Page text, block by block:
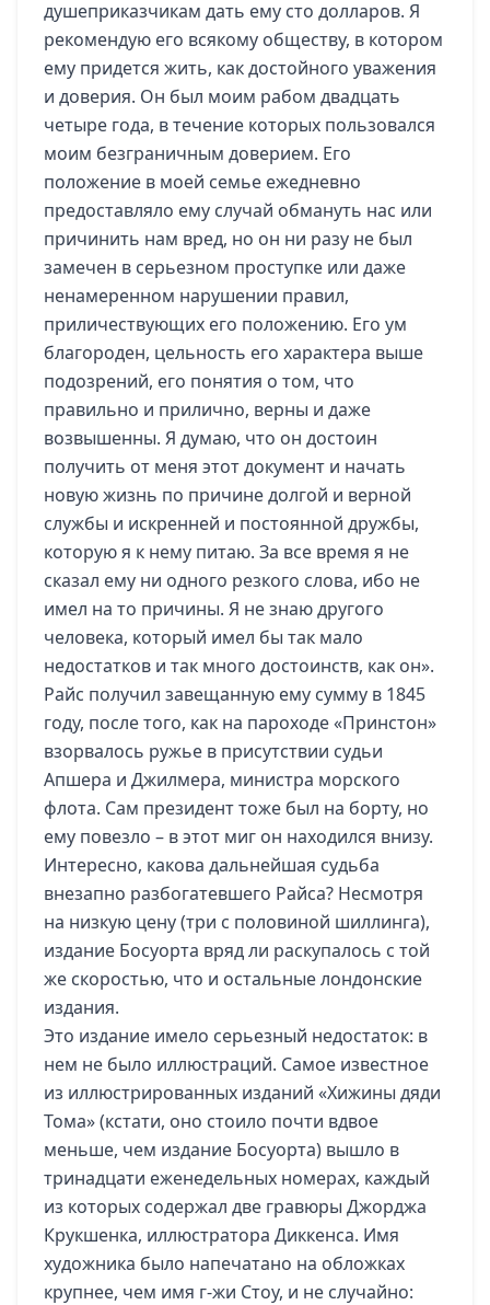
душеприказчикам дать ему сто долларов. Я
рекомендую его всякому обществу, в котором
ему придется жить, как достойного уважения
и доверия. Он был моим рабом двадцать
четыре года, в течение которых пользовался
моим безграничным доверием. Его
положение в моей семье ежедневно
предоставляло ему случай обмануть нас или
причинить нам вред, но он ни разу не был
замечен в серьезном проступке или даже
ненамеренном нарушении правил,
приличествующих его положению. Его ум
благороден, цельность его характера выше
подозрений, его понятия о том, что
правильно и прилично, верны и даже
возвышенны. Я думаю, что он достоин
получить от меня этот документ и начать
новую жизнь по причине долгой и верной
службы и искренней и постоянной дружбы,
которую я к нему питаю. За все время я не
сказал ему ни одного резкого слова, ибо не
имел на то причины. Я не знаю другого
человека, который имел бы так мало
недостатков и так много достоинств, как он».
Райс получил завещанную ему сумму в 1845
году, после того, как на пароходе «Принстон»
взорвалось ружье в присутствии судьи
Апшера и Джилмера, министра морского
флота. Сам президент тоже был на борту, но
ему повезло – в этот миг он находился внизу.
Интересно, какова дальнейшая судьба
внезапно разбогатевшего Райса? Несмотря
на низкую цену (три с половиной шиллинга),
издание Босуорта вряд ли раскупалось с той
же скоростью, что и остальные лондонские
издания.
Это издание имело серьезный недостаток: в
нем не было иллюстраций. Самое известное
из иллюстрированных изданий «Хижины дяди
Тома» (кстати, оно стоило почти вдвое
меньше, чем издание Босуорта) вышло в
тринадцати еженедельных номерах, каждый
из которых содержал две гравюры Джорджа
Крукшенка, иллюстратора Диккенса. Имя
художника было напечатано на обложках
крупнее, чем имя г-жи Стоу, и не случайно: